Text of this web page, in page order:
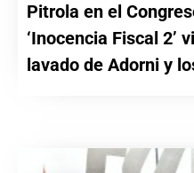
Pitrola en el
‘Inocencia Fiscal 2’
lavado de Adorni y